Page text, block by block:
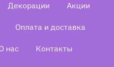
Декорации Акции
Оплата и доставка
нас Контакты